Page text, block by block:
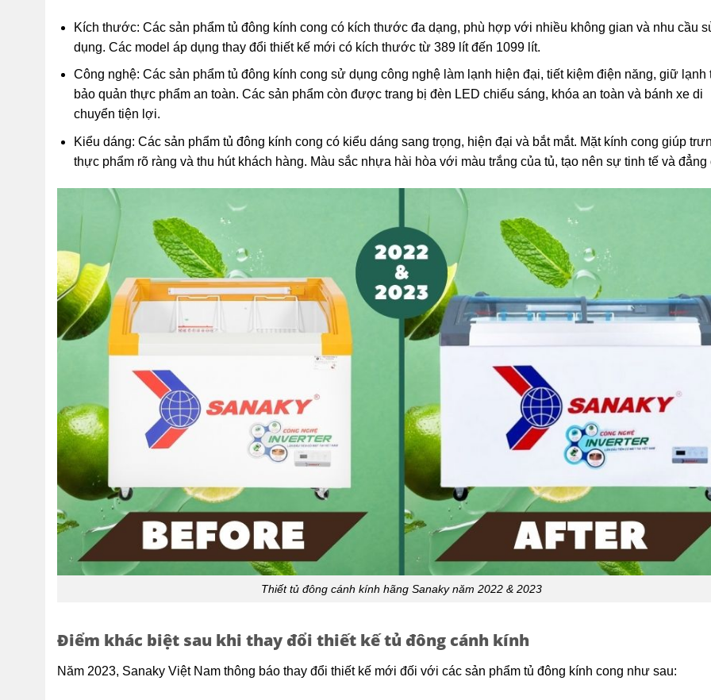
Kích thước: Các sản phẩm tủ đông kính cong có kích thước đa dạng, phù hợp với nhiều không gian và nhu cầu
dụng. Các model áp dụng thay đổi thiết kế mới có kích thước từ 389 lít đến 1099 lít.
Công nghệ: Các sản phẩm tủ đông kính cong sử dụng công nghệ làm lạnh hiện đại, tiết kiệm điện năng, giữ lạnh
bảo quản thực phẩm an toàn. Các sản phẩm còn được trang bị đèn LED chiếu sáng, khóa an toàn và bánh xe di
chuyển tiện lợi.
Kiểu dáng: Các sản phẩm tủ đông kính cong có kiểu dáng sang trọng, hiện đại và bắt mắt. Mặt kính cong giúp
thực phẩm rõ ràng và thu hút khách hàng. Màu sắc nhựa hài hòa với màu trắng của tủ, tạo nên sự tinh tế và đẳng
Thiết tủ đông cánh kính hãng Sanaky năm 2022 & 2023
Điểm khác biệt sau khi thay đổi thiết kế tủ đông cánh kính
Năm 2023, Sanaky Việt Nam thông báo thay đổi thiết kế mới đối với các sản phẩm tủ đông kính cong như sau: